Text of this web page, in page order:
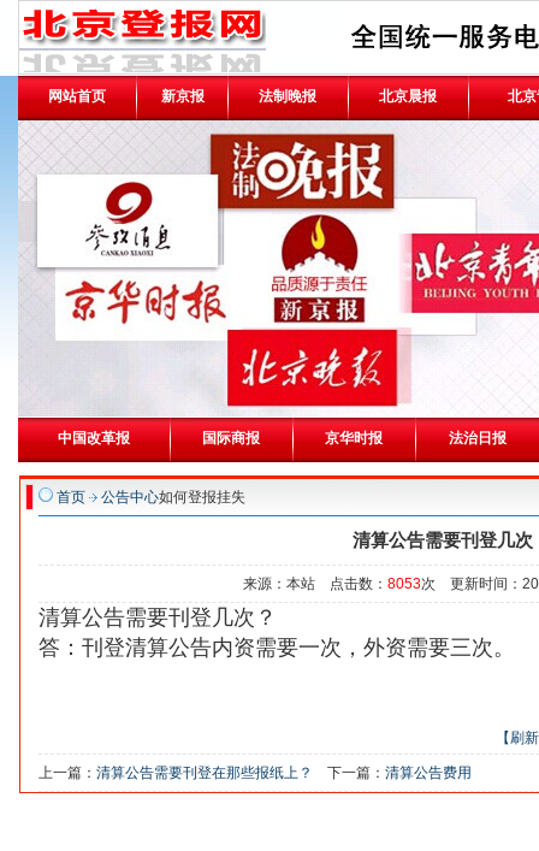
网站首页 新京报 法制晚报 北京晨报 北京
中国改革报 国际商报 京华时报 法治日报
首页 公告中心如何登报挂失
清算公告需要刊登几次
来源：本站 点击数： 8053次 更新时间：
清算公告需要刊登几次？
答：刊登清算公告内资需要一次，外资需要三次。
【刷
上一篇： 清算公告需要刊登在那些报纸上？ 下一篇： 清算公告费用